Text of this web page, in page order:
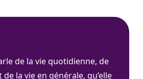
de la vie quotidienne, de
la vie en générale, qu’elle